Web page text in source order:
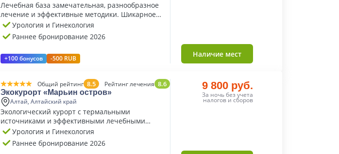
Лечебная база замечательная, разнообразное
лечение и эффективные методики. Шикарное
питание.
Урология и Гинекология
Раннее бронирование 2026
+100 бонусов -500 RUB Наличие мест
Общий рейтинг 8.5 Рейтинг лечения 8.6
Экокурорт «Марьин остров»
Алтай, Алтайский край
Экологический курорт с термальными
источниками и эффективными лечебными
программами
Урология и Гинекология
Раннее бронирование 2026
9 800 руб.
За ночь без учета
налогов и сборов